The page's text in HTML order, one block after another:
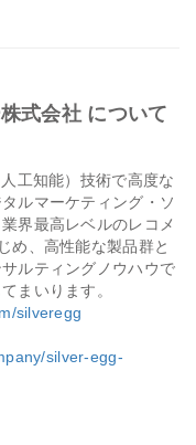
式会社 について
工知能）技術で高度な
ルマーケティング・ソ
界最高レベルのレコメ
め、高性能な製品群と
ルティングノウハウで
まいります。
silveregg
silver-egg-